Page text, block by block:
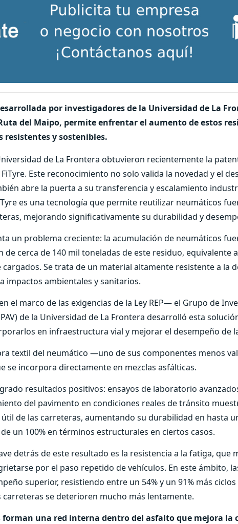
por investigadores de la Universidad de La
del Maipo, permite enfrentar el aumento de estos
resistentes y sostenibles.
de La Frontera obtuvieron recientemente la
Este reconocimiento no solo valida la novedad y el
abre la puerta a su transferencia y escalamiento
es una tecnología que permite reutilizar neumáticos
mejorando significativamente su durabilidad y
un problema creciente: la acumulación de neumáticos
de cerca de 140 mil toneladas de este residuo, equivalente
Se trata de un material altamente resistente a la
impactos ambientales y sanitarios.
el marco de las exigencias de la Ley REP— el Grupo de
de la Universidad de La Frontera desarrolló esta
en infraestructura vial y mejorar el desempeño de
textil del neumático —uno de sus componentes menos
se incorpora directamente en mezclas asfálticas.
resultados positivos: ensayos de laboratorio
del pavimento en condiciones reales de tránsito
de las carreteras, aumentando su durabilidad en hasta
un 100% en términos estructurales en ciertos casos.
detrás de este resultado es la resistencia a la fatiga, que
por el paso repetido de vehículos. En este ámbito,
superior, resistiendo entre un 54% y un 91% más
se deterioren mucho más lentamente.
forman una red interna dentro del asfalto que mejora la